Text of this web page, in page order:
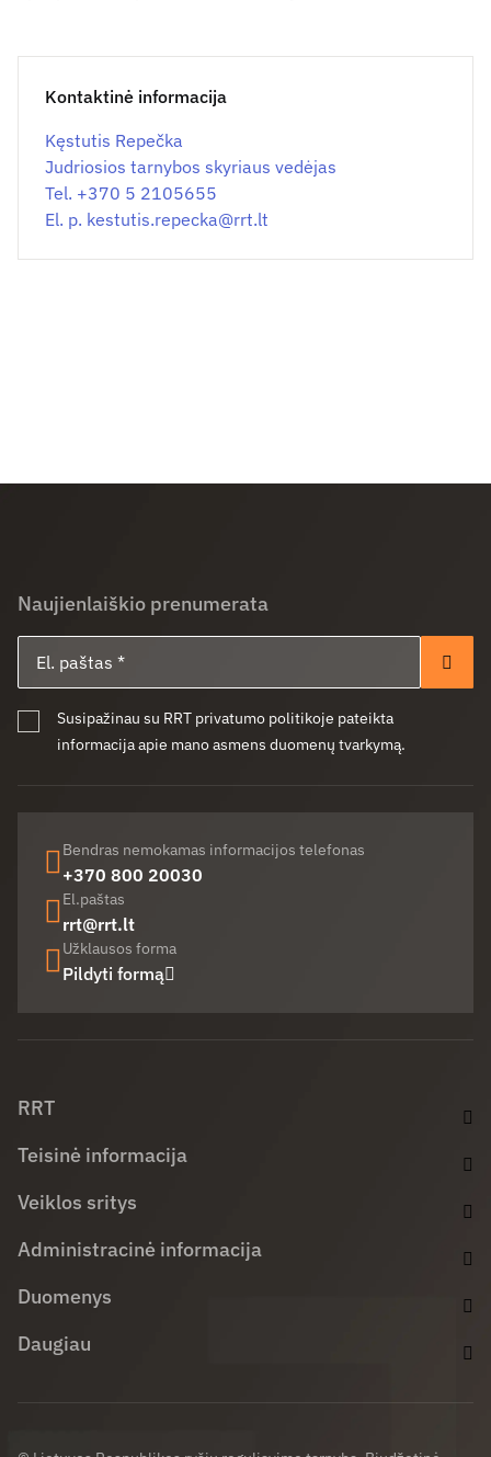
Kontaktinė informacija
Kęstutis Repečka
Judriosios tarnybos skyriaus vedėjas
Tel. +370 5 2105655
El. p. kestutis.repecka@rrt.lt
Naujienlaiškio prenumerata
Susipažinau su RRT privatumo politikoje pateikta
informacija apie mano asmens duomenų tvarkymą.
Bendras nemokamas informacijos telefonas
+370 800 20030
El.paštas
rrt@rrt.lt
Užklausos forma
Pildyti formą
RRT
Teisinė informacija
Veiklos sritys
Administracinė informacija
Duomenys
Daugiau